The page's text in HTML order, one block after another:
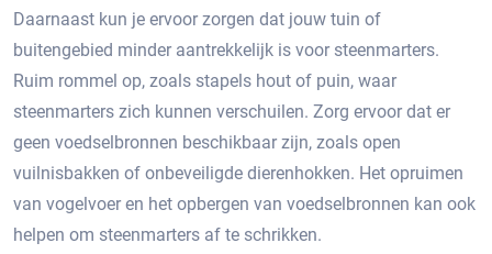
Daarnaast kun je ervoor zorgen dat jouw tuin of
buitengebied minder aantrekkelijk is voor steenmarters.​
Ruim rommel op, zoals stapels hout of puin, waar
steenmarters zich kunnen verschuilen. Zorg ervoor dat er
geen voedselbronnen beschikbaar zijn, zoals open
vuilnisbakken of onbeveiligde dierenhokken. Het opruimen
van vogelvoer en het opbergen van voedselbronnen kan ook
helpen om steenmarters af te schrikken.​